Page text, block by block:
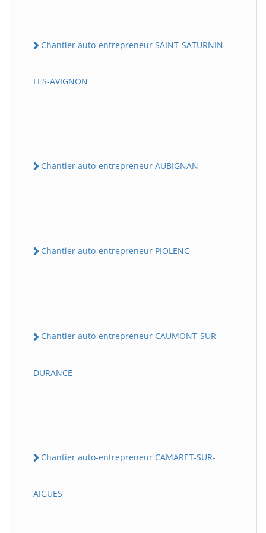
Chantier auto-entrepreneur SAINT-SATURNIN-
LES-AVIGNON
Chantier auto-entrepreneur AUBIGNAN
Chantier auto-entrepreneur PIOLENC
Chantier auto-entrepreneur CAUMONT-SUR-
DURANCE
Chantier auto-entrepreneur CAMARET-SUR-
AIGUES